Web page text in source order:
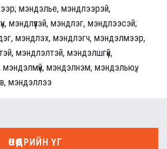
мэндэлье, мэндлээрэй,
мэндлүүзэй, мэндлэг, мэндлээсэй;
мэндлэх, мэндлэгч, мэндэлмээр,
мэндлэлтэй, мэндэлшгүй,
мэндэлнэм, мэндэльюү,
мэндэллээ
ӨНӨӨДРИЙН ҮГ